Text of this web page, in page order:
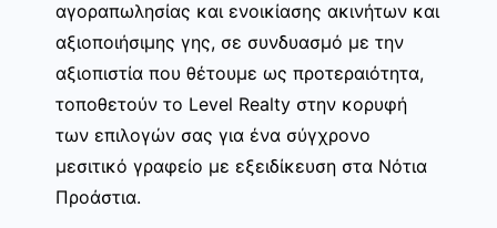
αγοραπωλησίας και ενοικίασης ακινήτων και
αξιοποιήσιμης γης, σε συνδυασμό με την
αξιοπιστία που θέτουμε ως προτεραιότητα,
τοποθετούν το Level Realty στην κορυφή
των επιλογών σας για ένα σύγχρονο
μεσιτικό γραφείο με εξειδίκευση στα Νότια
Προάστια.